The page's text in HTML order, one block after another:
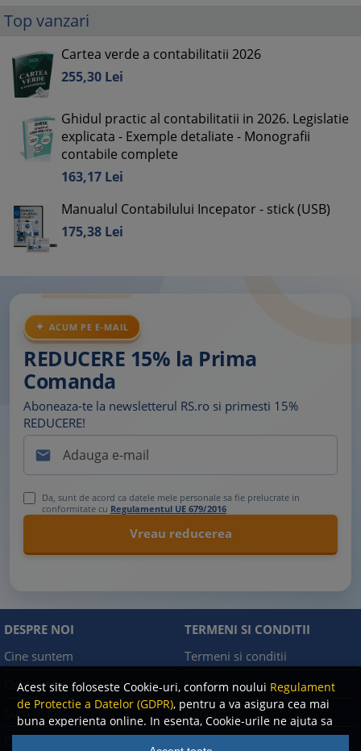
Acest site foloseste Cookie-uri, conform noului Regulament
de Protectie a Datelor (GDPR), pentru a va asigura cea mai
buna experienta online. In esenta, Cookie-urile ne ajuta sa
imbunatatim continutul de pe site, oferindu-va dvs.,
Top vanzari
Cartea verde a contabilitatii 2026
255,30 Lei
Ghidul practic al contabilitatii in 2026. Legislatie
explicata - Exemple detaliate - Monografii
contabile complete
163,17 Lei
Manualul Contabilului Incepator - stick (USB)
175,38 Lei
ACUM PE E-MAIL
REDUCERE 15% la Prima
Comanda
Aboneaza-te la newsletterul RS.ro si primesti 15%
REDUCERE!

Da, sunt de acord ca datele mele personale sa fie prelucrate in
conformitate cu Regulamentul UE 679/2016
DESPRE NOI
Cine suntem
Cum comand?
Cum platesc?
TERMENI SI CONDITII
Termeni si conditii
Facebook
Contact